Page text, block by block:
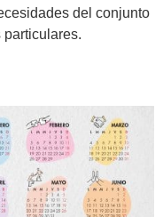
del conjunto